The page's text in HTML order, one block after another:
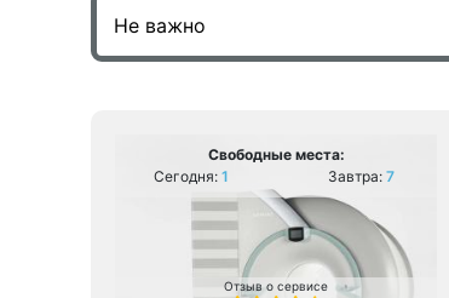
Свободные места:
Сегодня: 1 Завтра: 7
Отзыв о сервисе